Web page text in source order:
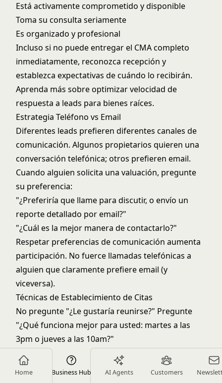
Home Business Hub AI Agents Customers
Está activamente comprometido y disponible
Toma su consulta seriamente
Es organizado y profesional
Incluso si no puede entregar el CMA completo
inmediatamente, reconozca recepción y
establezca expectativas de cuándo lo recibirán.
Aprenda más sobre optimizarvelocidad de
respuesta a leads para bienes raíces.
Estrategia Teléfono vs Email
Diferentes leads prefieren diferentes canales de
comunicación. Algunos propietarios quieren una
conversación telefónica; otros prefieren email.
Cuando alguien solicita una valuación, pregunte
su preferencia:
"¿Preferiría que llame para discutir, o envío un
reporte detallado por email?"
"¿Cuál es la mejor manera de contactarlo?"
Respetar preferencias de comunicación aumenta
participación. No fuerce llamadas telefónicas a
alguien que claramente prefiere email (y
viceversa).
Técnicas de Establecimiento de Citas
No pregunte "¿Le gustaría reunirse?" Pregunte
"¿Qué funciona mejor para usted: martes a las
3pm o jueves a las 10am?"
Ofrecer opciones específicas hace que reservar
sea más fácil que programación abierta. Use